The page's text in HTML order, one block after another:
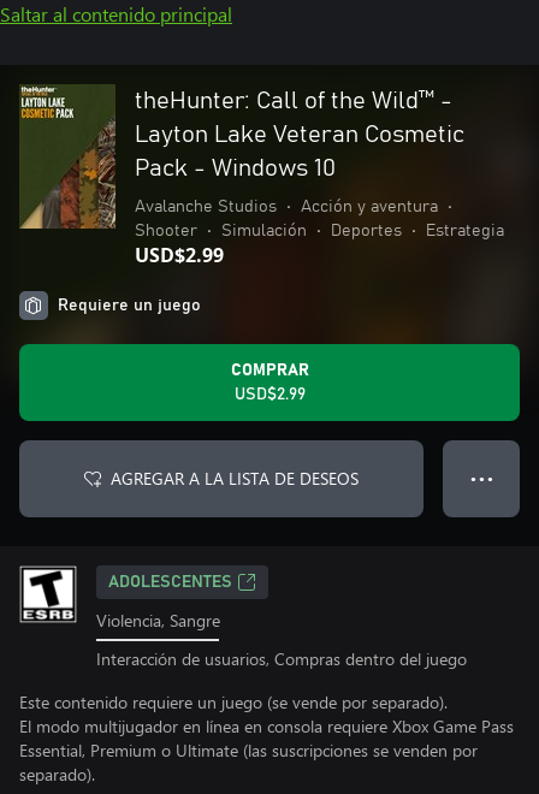
Saltar al contenido principal
theHunter: Call of the Wild™ -
Layton Lake Veteran Cosmetic
Pack - Windows 10
Avalanche Studios • Acción y aventura
•
Shooter
• Simulación • Deportes • Estrategia
USD$2.99
Requiere un juego
COMPRAR
USD$2.99
AGREGAR A LA LISTA DE DESEOS ● ● ●
ADOLESCENTES
Violencia, Sangre
Interacción de usuarios, Compras dentro del juego
Este contenido requiere un juego (se vende por separado).
El modo multijugador en línea en consola requiere Xbox Game Pass
Essential, Premium o Ultimate (las suscripciones se venden por
separado).